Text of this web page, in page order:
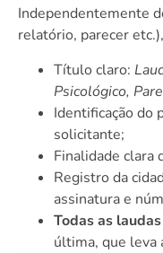
Independentemente
relatório, parecer
Título claro:
Psicológico,
Identificação do
solicitante;
Finalidade clara
Registro da
assinatura e
Todas as
última, que leva